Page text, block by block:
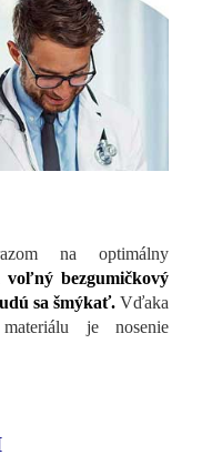
na optimálny
bezgumičkový
sa šmýkať. Vďaka
je nosenie